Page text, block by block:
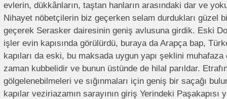
evlerin, dükkânların, taştan hanların arasındaki dar ve
Nihayet nöbetçilerin biz geçerken selam durdukları güzel
geçerek Serasker dairesinin geniş avlusuna girdik. Eski
işler evin kapısında görülürdü, buraya da Arapça bap,
kapıları da eski, bu maksada uygun yapı şeklini
zaman kubbelidir ve bunun üstünde de hilal parıldar.
gölgelenebilmeleri ve sığınmaları için geniş bir saçağı
kapılar veziriazamın sarayının giriş Yerindeki Paşakapısı